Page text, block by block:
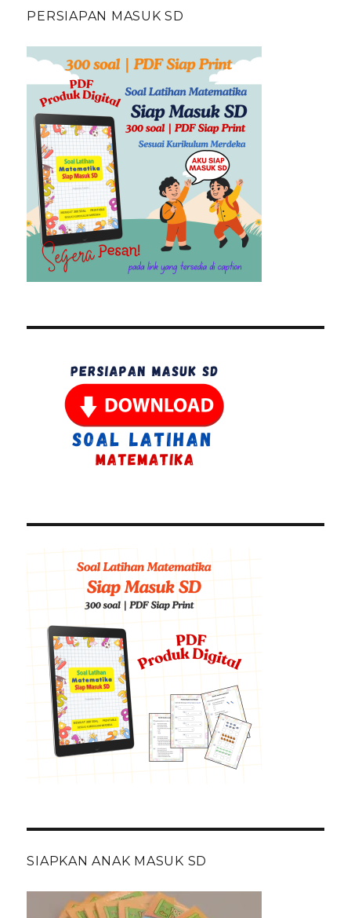
PERSIAPAN MASUK SD
SIAPKAN ANAK MASUK SD